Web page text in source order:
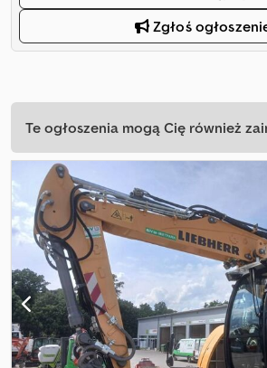
Zgłoś
Te ogłoszenia mogą Cię również